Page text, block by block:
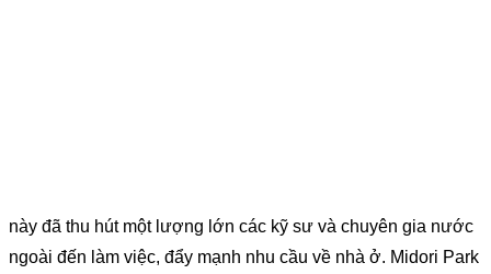
này đã thu hút một lượng lớn các kỹ sư và chuyên gia nước
ngoài đến làm việc, đẩy mạnh nhu cầu về nhà ở. Midori Park